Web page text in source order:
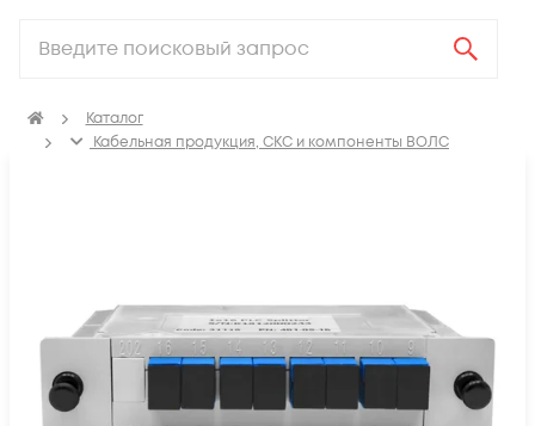
Каталог
Кабельная продукция, СКС и компоненты ВОЛС